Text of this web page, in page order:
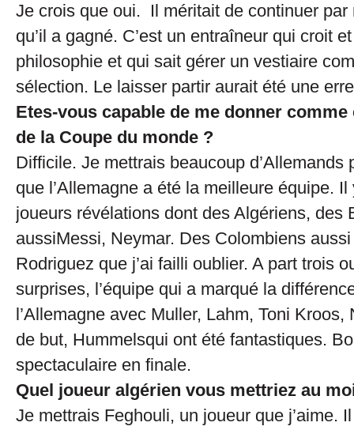
Je crois que oui. Il méritait de continuer par
qu’il a gagné. C’est un entraîneur qui croit
philosophie et qui sait gérer un vestiaire
sélection. Le laisser partir aurait été une
Etes-vous capable de me donner comme
de la Coupe du monde ?
Difficile. Je mettrais beaucoup d’Allemands
que l’Allemagne a été la meilleure équipe.
joueurs révélations dont des Algériens, des
aussiMessi, Neymar. Des Colombiens
Rodriguez que j’ai failli oublier. A part trois
surprises, l’équipe qui a marqué la
l’Allemagne avec Muller, Lahm, Toni Kroos,
de but, Hummelsqui ont été fantastiques.
spectaculaire en finale.
Quel joueur algérien vous mettriez au
Je mettrais Feghouli, un joueur que j’aime.